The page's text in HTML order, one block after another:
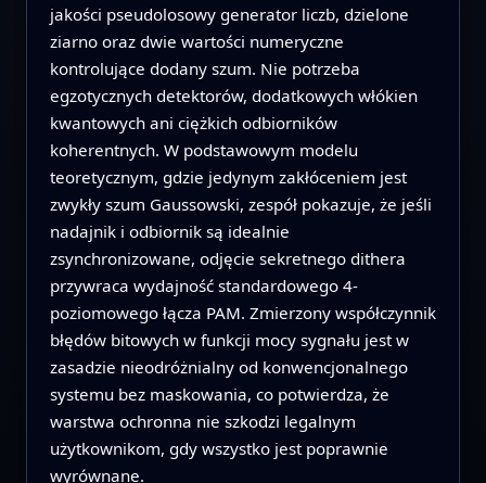
jakości pseudolosowy generator liczb, dzielone
ziarno oraz dwie wartości numeryczne
kontrolujące dodany szum. Nie potrzeba
egzotycznych detektorów, dodatkowych włókien
kwantowych ani ciężkich odbiorników
koherentnych. W podstawowym modelu
teoretycznym, gdzie jedynym zakłóceniem jest
zwykły szum Gaussowski, zespół pokazuje, że jeśli
nadajnik i odbiornik są idealnie
zsynchronizowane, odjęcie sekretnego dithera
przywraca wydajność standardowego 4-
poziomowego łącza PAM. Zmierzony współczynnik
błędów bitowych w funkcji mocy sygnału jest w
zasadzie nieodróżnialny od konwencjonalnego
systemu bez maskowania, co potwierdza, że
warstwa ochronna nie szkodzi legalnym
użytkownikom, gdy wszystko jest poprawnie
wyrównane.